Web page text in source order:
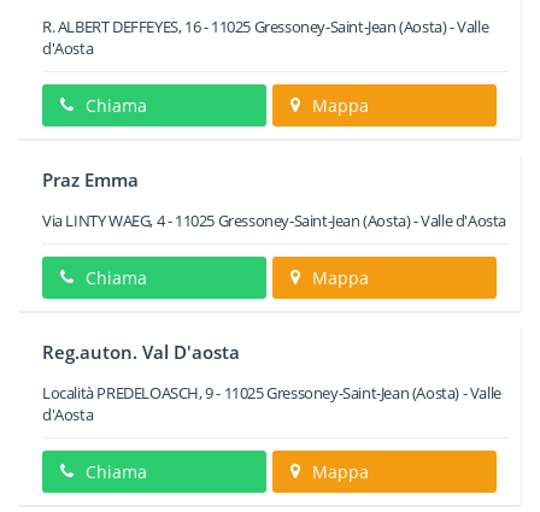
R. ALBERT DEFFEYES, 16-11025Gressoney-Saint-Jean(Aosta) -Valle
d'Aosta
Chiama Mappa
Praz Emma
Via LINTY WAEG, 4-11025Gressoney-Saint-Jean(Aosta) -Valle d'Aosta
Chiama Mappa
Reg.auton. Val D'aosta
Località PREDELOASCH, 9- 11025Gressoney-Saint-Jean(Aosta) -Valle
d'Aosta
Chiama Mappa